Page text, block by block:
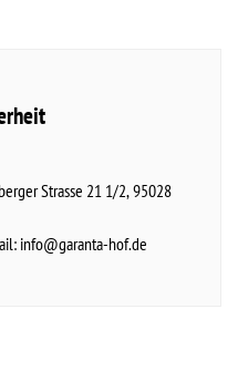
Strasse 21 1/2 95028
info@garanta-hof.de